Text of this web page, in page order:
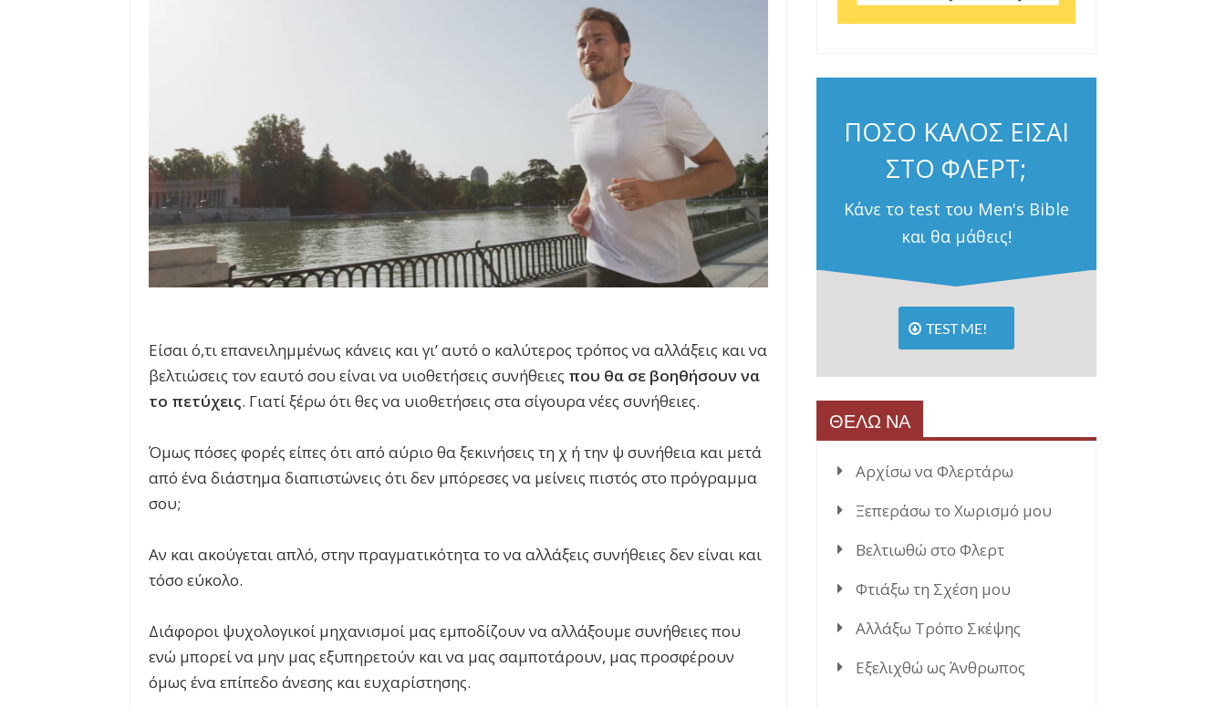
Είσαι ό,τι επανειλημμένως κάνεις και γι’ αυτό ο καλύτερος τρόπος να αλλάξεις και να
βελτιώσεις τον εαυτό σου είναι να υιοθετήσεις συνήθειες που θα σε βοηθήσουν να
το πετύχεις. Γιατί ξέρω ότι θες να υιοθετήσεις στα σίγουρα νέες συνήθειες.
Όμως πόσες φορές είπες ότι από αύριο θα ξεκινήσεις τη χ ή την ψ συνήθεια και μετά
από ένα διάστημα διαπιστώνεις ότι δεν μπόρεσες να μείνεις πιστός στο πρόγραμμα
σου;
Αν και ακούγεται απλό, στην πραγματικότητα το να αλλάξεις συνήθειες δεν είναι και
τόσο εύκολο.
Διάφοροι ψυχολογικοί μηχανισμοί μας εμποδίζουν να αλλάξουμε συνήθειες που
ενώ μπορεί να μην μας εξυπηρετούν και να μας σαμποτάρουν, μας προσφέρουν
όμως ένα επίπεδο άνεσης και ευχαρίστησης.
ΠΟΣΟ ΚΑΛΟΣ ΕΙΣΑΙ
ΣΤΟ ΦΛΕΡΤ;
Κάνε το test του Men's Bible
και θα μάθεις!
TEST ME!
ΘΕΛΩ ΝΑ
Αρχίσω να Φλερτάρω
Ξεπεράσω το Χωρισμό μου
Βελτιωθώ στο Φλερτ
Φτιάξω τη Σχέση μου
Αλλάξω Τρόπο Σκέψης
Εξελιχθώ ως Άνθρωπος